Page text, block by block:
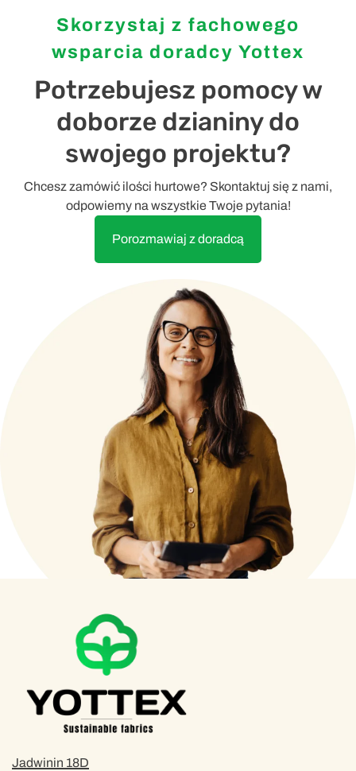
Skorzystaj z fachowego
wsparcia doradcy Yottex
Potrzebujesz pomocy w
doborze dzianiny do
swojego projektu?
Chcesz zamówić ilości hurtowe? Skontaktuj się z nami,
odpowiemy na wszystkie Twoje pytania!
Porozmawiaj z doradcą
Jadwinin 18D